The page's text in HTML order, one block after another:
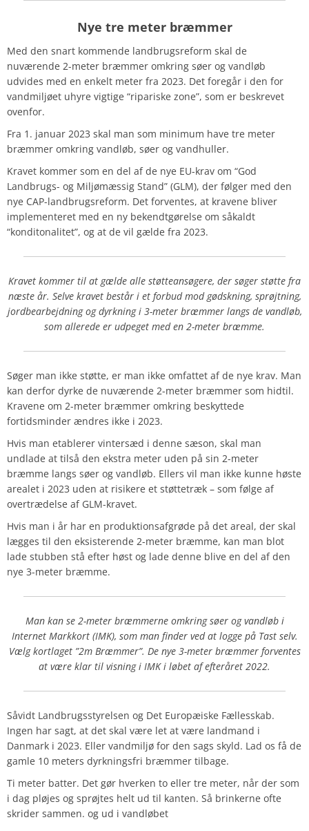
Nye tre meter bræmmer
Med den snart kommende landbrugsreform skal de
nuværende 2-meter bræmmer omkring søer og vandløb
udvides med en enkelt meter fra 2023. Det foregår i den for
vandmiljøet uhyre vigtige “ripariske zone”, som er beskrevet
ovenfor.
Fra 1. januar 2023 skal man som minimum have tre meter
bræmmer omkring vandløb, søer og vandhuller.
Kravet kommer som en del af de nye EU-krav om “God
Landbrugs- og Miljømæssig Stand” (GLM), der følger med den
nye CAP-landbrugsreform. Det forventes, at kravene bliver
implementeret med en ny bekendtgørelse om såkaldt
“konditonalitet”, og at de vil gælde fra 2023.
Kravet kommer til at gælde alle støtteansøgere, der søger støtte fra
næste år. Selve kravet består i et forbud mod gødskning, sprøjtning,
jordbearbejdning og dyrkning i 3-meter bræmmer langs de vandløb,
som allerede er udpeget med en 2-meter bræmme.
Søger man ikke støtte, er man ikke omfattet af de nye krav. Man
kan derfor dyrke de nuværende 2-meter bræmmer som hidtil.
Kravene om 2-meter bræmmer omkring beskyttede
fortidsminder ændres ikke i 2023.
Hvis man etablerer vintersæd i denne sæson, skal man
undlade at tilså den ekstra meter uden på sin 2-meter
bræmme langs søer og vandløb. Ellers vil man ikke kunne høste
arealet i 2023 uden at risikere et støttetræk – som følge af
overtrædelse af GLM-kravet.
Hvis man i år har en produktionsafgrøde på det areal, der skal
lægges til den eksisterende 2-meter bræmme, kan man blot
lade stubben stå efter høst og lade denne blive en del af den
nye 3-meter bræmme.
Man kan se 2-meter bræmmerne omkring søer og vandløb i
Internet Markkort (IMK), som man finder ved at logge på Tast selv.
Vælg kortlaget ”2m Bræmmer”. De nye 3-meter bræmmer forventes
at være klar til visning i IMK i løbet af efteråret 2022.
Såvidt Landbrugsstyrelsen og Det Europæiske Fællesskab.
Ingen har sagt, at det skal være let at være landmand i
Danmark i 2023. Eller vandmiljø for den sags skyld. Lad os få de
gamle 10 meters dyrkningsfri bræmmer tilbage.
Ti meter batter. Det gør hverken to eller tre meter, når der som
i dag pløjes og sprøjtes helt ud til kanten. Så brinkerne ofte
skrider sammen. og ud i vandløbet